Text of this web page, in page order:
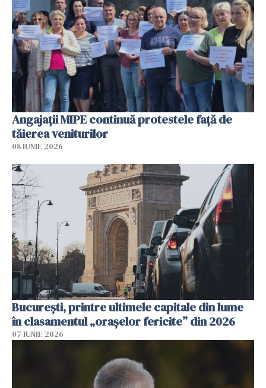
Angajaţii MIPE continuă protestele faţă de
tăierea veniturilor
08 IUNIE 2026
București, printre ultimele capitale din lume
în clasamentul „orașelor fericite” din 2026
07 IUNIE 2026